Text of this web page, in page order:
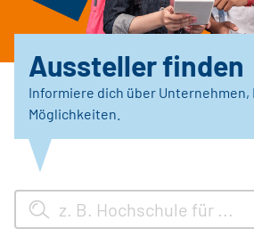
Aussteller finden
Informiere dich über Unternehmen,
Möglichkeiten.